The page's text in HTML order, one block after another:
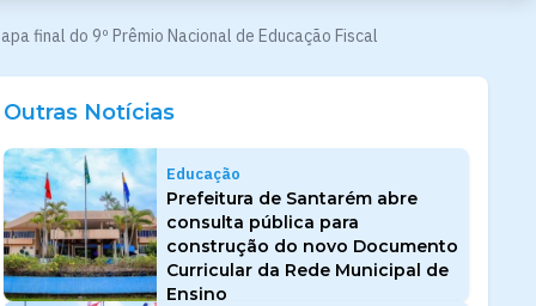
final do 9º Prêmio Nacional de Educação Fiscal
Outras Notícias
Educação
Prefeitura de Santarém abre
consulta pública para
construção do novo Documento
Curricular da Rede Municipal de
Ensino